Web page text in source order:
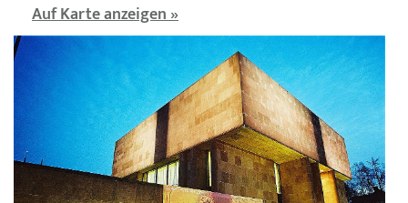
Auf Karte anzeigen »